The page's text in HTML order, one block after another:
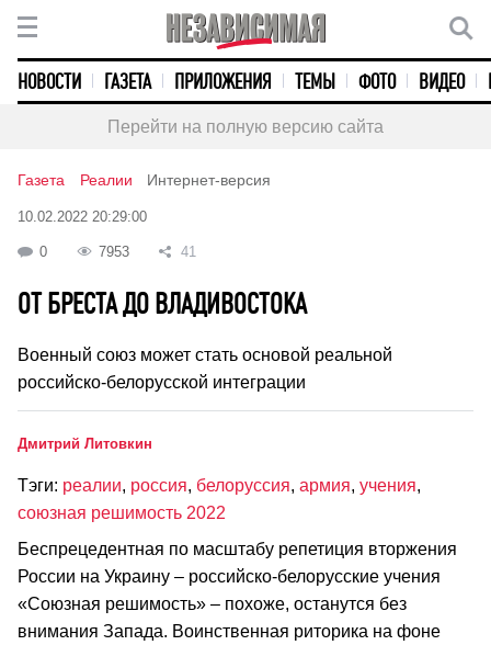
НОВОСТИ ГАЗЕТА ПРИЛОЖЕНИЯ ТЕМЫ ФОТО ВИДЕО
Перейти на полную версию сайта
Газета Реалии Интернет-версия
10.02.2022 20:29:00
0 7953 41
ОТ БРЕСТА ДО ВЛАДИВОСТОКА
Военный союз может стать основой реальной
российско-белорусской интеграции
Дмитрий Литовкин
Тэги: реалии, россия, белоруссия, армия, учения,
союзная решимость 2022
Беспрецедентная по масштабу репетиция вторжения
России на Украину – российско-белорусские учения
«Союзная решимость» – похоже, останутся без
внимания Запада. Воинственная риторика на фоне